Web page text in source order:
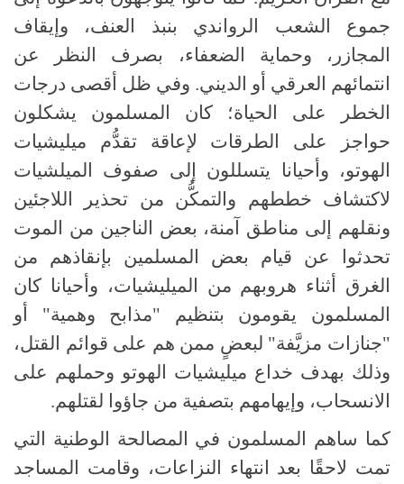
جموع الشعب الرواندي بنبذ العنف، وإيقاف
المجازر، وحماية الضعفاء، بصرف النظر عن
انتمائهم العرقي أو الديني. وفي ظل أقصى درجات
الخطر على الحياة؛ كان المسلمون يشكلون
حواجز على الطرقات لإعاقة تقدُّم ميليشيات
الهوتو، وأحيانا يتسللون إلى صفوف الميلشيات
لاكتشاف خططهم والتمكُّن من تحذير اللاجئين
ونقلهم إلى مناطق آمنة، بعض الناجين من الموت
تحدثوا عن قيام بعض المسلمين بإنقاذهم من
الغرق أثناء هروبهم من الميليشيات، وأحيانا كان
المسلمون يقومون بتنظيم "مذابح وهمية" أو
"جنازات مزيَّفة" لبعضٍ ممن هم على قوائم القتل،
وذلك بهدف خداع ميليشيات الهوتو وحملهم على
الانسحاب، وإيهامهم بتصفية من جاؤوا لقتلهم.
كما ساهم المسلمون في المصالحة الوطنية التي
تمت لاحقًا بعد انتهاء النزاعات، وقامت المساجد